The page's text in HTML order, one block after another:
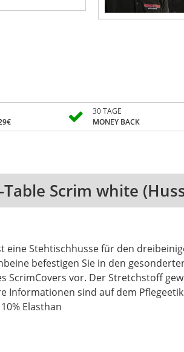
30 TAGE
MONEY BACK
Table Scrim white
eine Stehtischhusse für den
befestigen Sie in den
ScrimCovers vor. Der Stretchstoff
Informationen sind auf dem
Elasthan